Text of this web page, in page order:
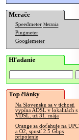
Merače
Speedmeter Merania
Pingmeter
Googlemeter
Hľadanie
Top články
Na Slovensku sa v tichosti
vypína ADSL v lokalitách s
VDSL, už 31. mája
Orange sa doťahuje na UPC
a O2, spustí 2.5 Gbps
pripojenie